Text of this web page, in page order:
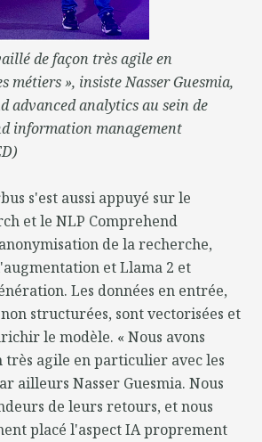
de façon très agile en
métiers », insiste Nasser Guesmia,
advanced analytics au sein de
information management
s'est aussi appuyé sur le
et le NLP Comprehend
de la recherche,
et Llama 2 et
Les données en entrée,
structurées, sont vectorisées et
le modèle. « Nous avons
agile en particulier avec les
ailleurs Nasser Guesmia. Nous
de leurs retours, et nous
placé l'aspect IA proprement